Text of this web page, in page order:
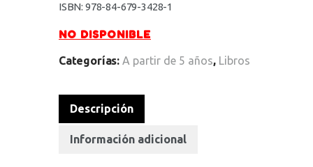
ISBN: 978-84-679-3428-1
NO DISPONIBLE
Categorías: A partir de 5 años, Libros
Descripción
Información adicional